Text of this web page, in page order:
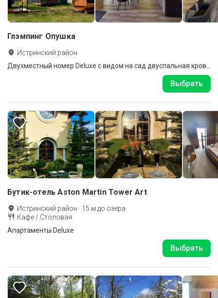
Глэмпинг Опушка
Истринский район
Выбрать
Бутик-отель Aston Martin Tower Art
Истринский район · 15 м до озера
Кафе / Столовая
Апартаменты Deluxe
Выбрать